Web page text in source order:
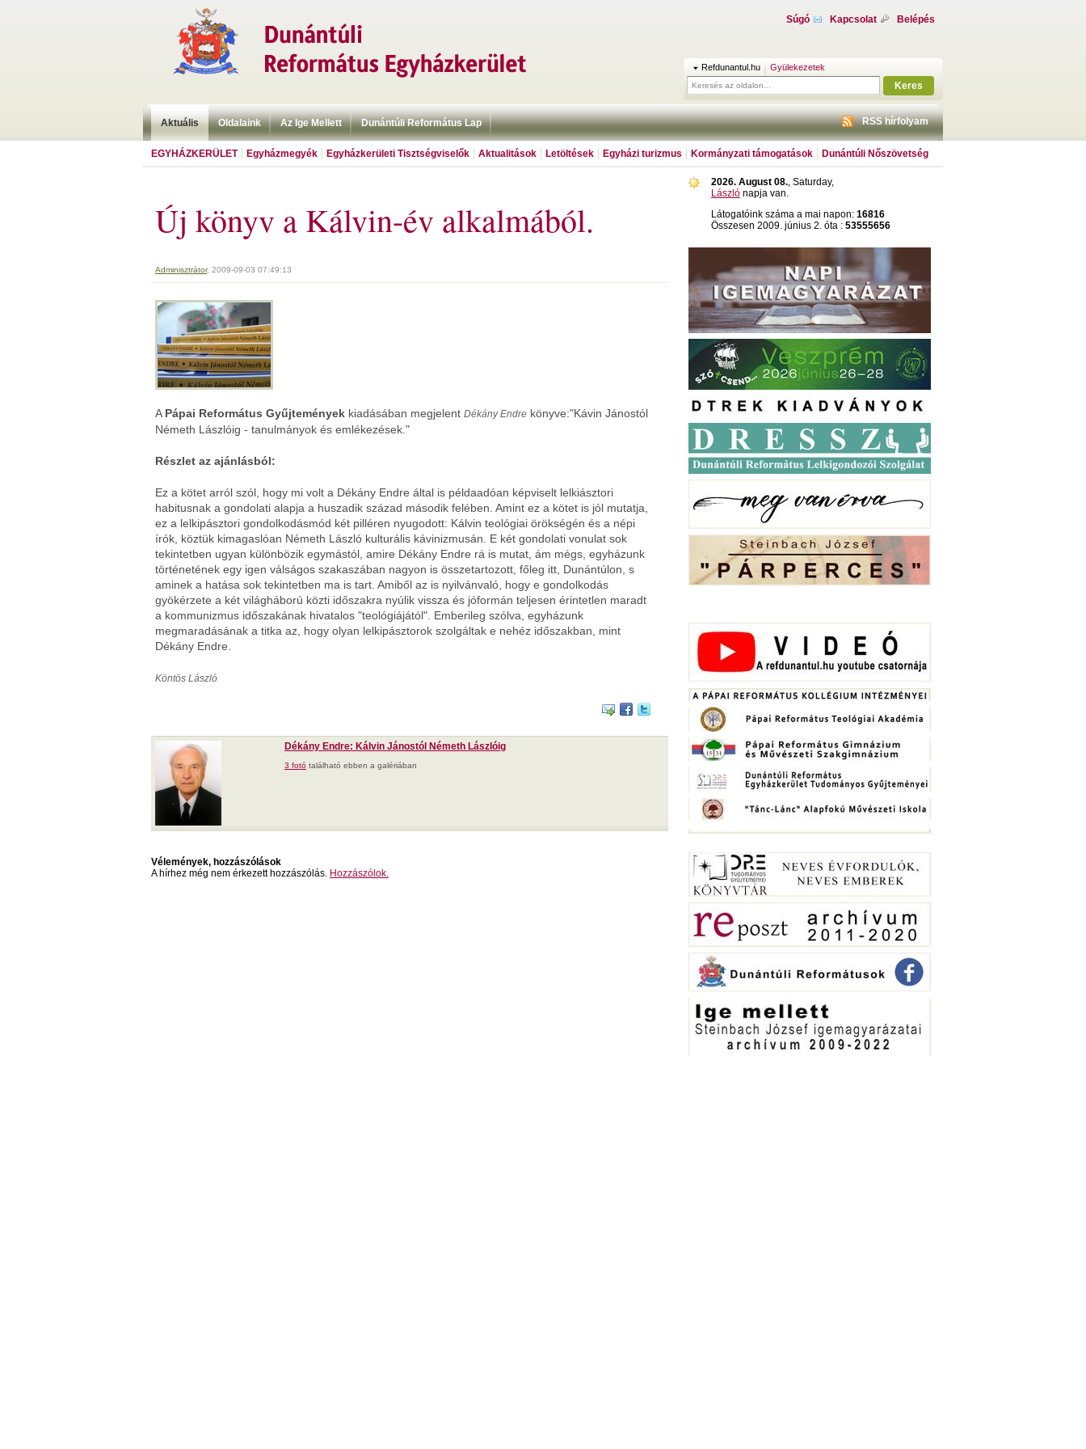
Súgó Kapcsolat Belépés
Refdunantul.hu Gyülekezetek
Keres
Aktuális Oldalaink Az Ige Mellett Dunántúli Református Lap RSS hírfolyam
EGYHÁZKERÜLET Egyházmegyék Egyházkerületi Tisztségviselők Aktualitások Letöltések Egyházi turizmus Kormányzati támogatások Dunántúli Nőszövetség
Új könyv a Kálvin-év alkalmából.
Adminisztrátor, 2009-09-03 07:49:13
A Pápai Református Gyűjtemények kiadásában megjelent Dékány Endre könyve:"Kávin Jánostól
Németh Lászlóig - tanulmányok és emlékezések."
Részlet az ajánlásból:
Ez a kötet arról szól, hogy mi volt a Dékány Endre által is példaadóan képviselt lelkiásztori
habitusnak a gondolati alapja a huszadik század második felében. Amint ez a kötet is jól mutatja,
ez a lelkipásztori gondolkodásmód két pilléren nyugodott: Kálvin teológiai örökségén és a népi
írók, köztük kimagaslóan Németh László kulturális kávinizmusán. E két gondolati vonulat sok
tekintetben ugyan különbözik egymástól, amire Dékány Endre rá is mutat, ám mégs, egyházunk
történetének egy igen válságos szakaszában nagyon is összetartozott, főleg itt, Dunántúlon, s
aminek a hatása sok tekintetben ma is tart. Amiből az is nyilvánvaló, hogy e gondolkodás
gyökérzete a két világháború közti időszakra nyúlik vissza és jóformán teljesen érintetlen maradt
a kommunizmus időszakának hivatalos "teológiájától". Emberileg szólva, egyházunk
megmaradásának a titka az, hogy olyan lelkipásztorok szolgáltak e nehéz időszakban, mint
Dékány Endre.
Köntös László
Dékány Endre: Kálvin Jánostól Németh Lászlóig
3 fotó található ebben a galériában
Vélemények, hozzászólások
A hírhez még nem érkezett hozzászólás. Hozzászólok.
2026. August 08., Saturday,
László napja van.
Látogatóink száma a mai napon: 16816
Összesen 2009. június 2. óta : 53555656